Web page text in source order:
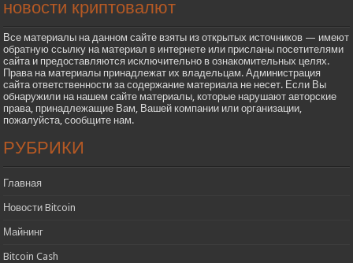
новости криптовалют
Все материалы на данном сайте взяты из открытых источников — имеют
обратную ссылку на материал в интернете или присланы посетителями
сайта и предоставляются исключительно в ознакомительных целях.
Права на материалы принадлежат их владельцам. Администрация
сайта ответственности за содержание материала не несет. Если Вы
обнаружили на нашем сайте материалы, которые нарушают авторские
права, принадлежащие Вам, Вашей компании или организации,
пожалуйста, сообщите нам.
РУБРИКИ
Главная
Новости Bitcoin
Майнинг
Bitcoin Cash